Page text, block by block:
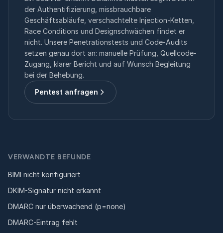
der Authentifizierung, missbrauchbare
Geschäftsabläufe, verschachtelte Injection-Ketten,
Race Conditions und Designschwächen findet er
nicht. Unsere Penetrationstests und Code-Audits
setzen genau dort an: manuelle Prüfung, Quellcode-
Zugang, klarer Bericht und auf Wunsch Begleitung
bei der Behebung.
Pentest anfragen
VERWANDTE BEFUNDE
BIMI nicht konfiguriert
DKIM-Signatur nicht erkannt
DMARC nur überwachend (p=none)
DMARC-Eintrag fehlt